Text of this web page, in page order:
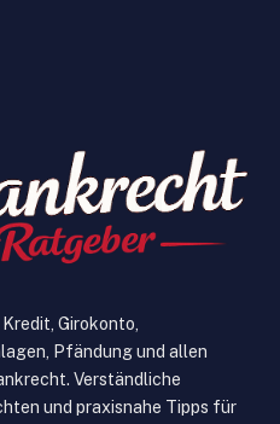
Girokonto,
Pfändung und allen
Verständliche
und praxisnahe Tipps für